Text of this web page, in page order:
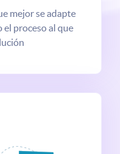
mejor se adapte
el proceso al que